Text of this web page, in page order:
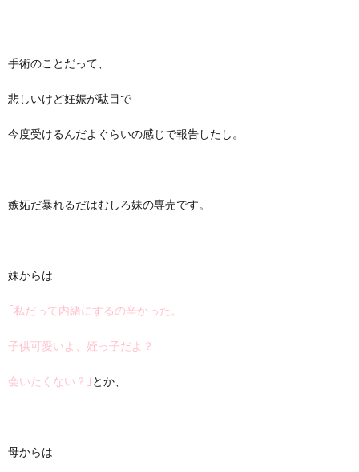
手術のことだって、
悲しいけど妊娠が駄目で
今度受けるんだよぐらいの感じで報告したし。
嫉妬だ暴れるだはむしろ妹の専売です。
妹からは
｢私だって内緒にするの辛かった。
子供可愛いよ、姪っ子だよ？
会いたくない？｣ とか、
母からは